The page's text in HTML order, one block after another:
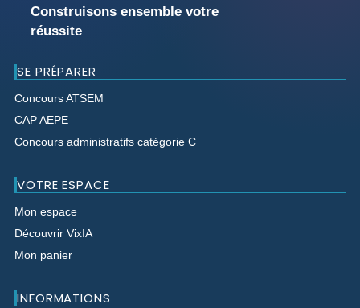
Construisons ensemble votre
réussite
SE PRÉPARER
Concours ATSEM
CAP AEPE
Concours administratifs catégorie C
VOTRE ESPACE
Mon espace
Découvrir VixIA
Mon panier
INFORMATIONS